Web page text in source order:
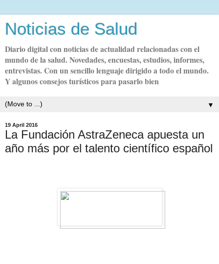
Noticias de Salud
Diario digital con noticias de actualidad relacionadas con el
mundo de la salud. Novedades, encuestas, estudios, informes,
entrevistas. Con un sencillo lenguaje dirigido a todo el mundo.
Y algunos consejos turísticos para pasarlo bien
▼
19 April 2016
La Fundación AstraZeneca apuesta un
año más por el talento científico español